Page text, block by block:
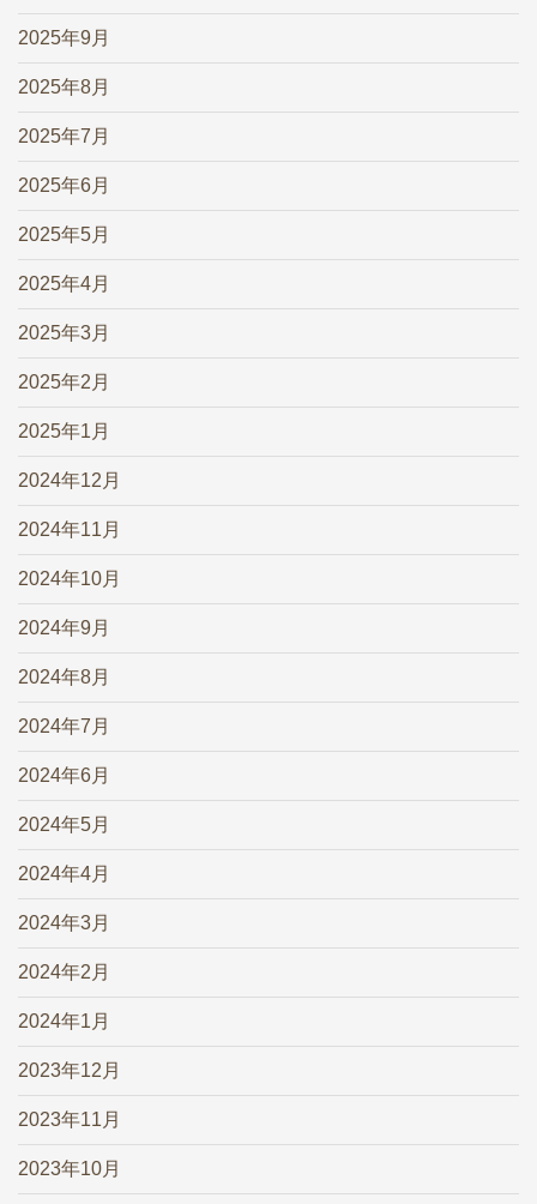
2025年9月
2025年8月
2025年7月
2025年6月
2025年5月
2025年4月
2025年3月
2025年2月
2025年1月
2024年12月
2024年11月
2024年10月
2024年9月
2024年8月
2024年7月
2024年6月
2024年5月
2024年4月
2024年3月
2024年2月
2024年1月
2023年12月
2023年11月
2023年10月